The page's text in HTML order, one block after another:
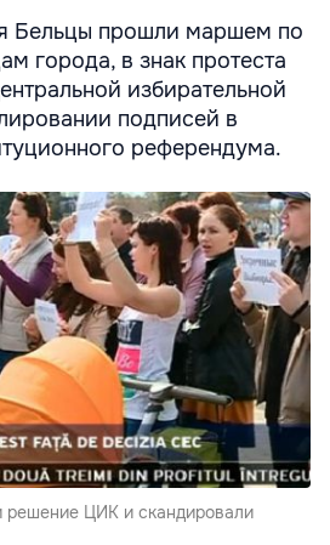
Бельцы прошли маршем по
города, в знак протеста
избирательной
подписей в
референдума.
ЦИК и скандировали